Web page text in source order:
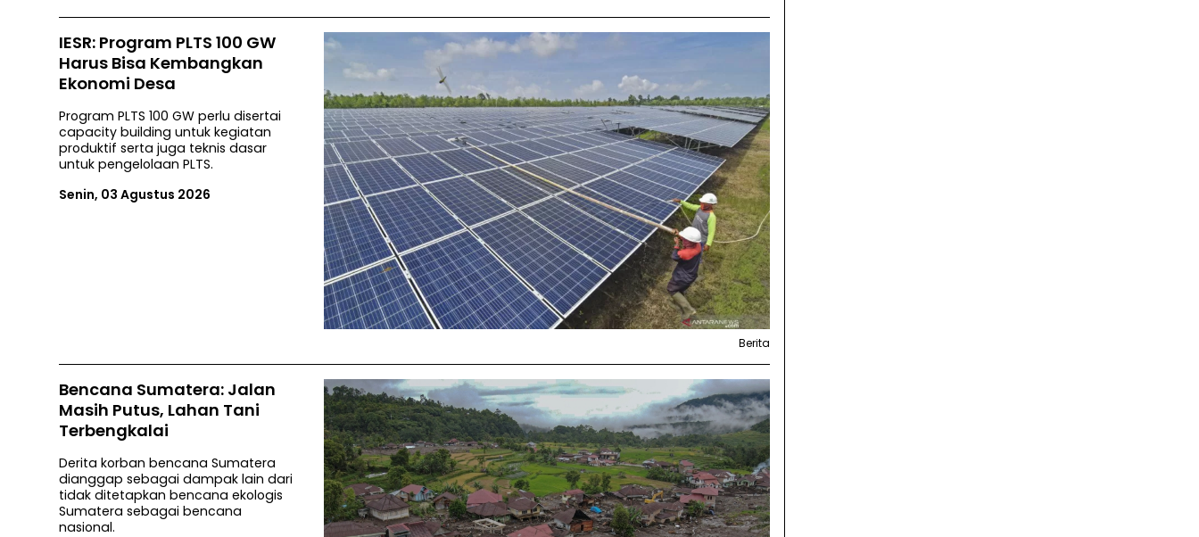
IESR: Program PLTS 100 GW
Harus Bisa Kembangkan
Ekonomi Desa
Program PLTS 100 GW perlu disertai
capacity building untuk kegiatan
produktif serta juga teknis dasar
untuk pengelolaan PLTS.
Senin, 03 Agustus 2026
Berita
Bencana Sumatera: Jalan
Masih Putus, Lahan Tani
Terbengkalai
Derita korban bencana Sumatera
dianggap sebagai dampak lain dari
tidak ditetapkan bencana ekologis
Sumatera sebagai bencana
nasional.